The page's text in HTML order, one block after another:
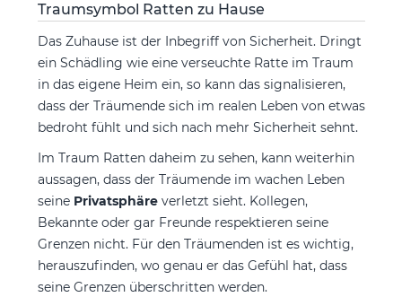
Traumsymbol Ratten zu Hause
Das Zuhause ist der Inbegriff von Sicherheit. Dringt
ein Schädling wie eine verseuchte Ratte im Traum
in das eigene Heim ein, so kann das signalisieren,
dass der Träumende sich im realen Leben von etwas
bedroht fühlt und sich nach mehr Sicherheit sehnt.
Im Traum Ratten daheim zu sehen, kann weiterhin
aussagen, dass der Träumende im wachen Leben
seine Privatsphäre verletzt sieht. Kollegen,
Bekannte oder gar Freunde respektieren seine
Grenzen nicht. Für den Träumenden ist es wichtig,
herauszufinden, wo genau er das Gefühl hat, dass
seine Grenzen überschritten werden.